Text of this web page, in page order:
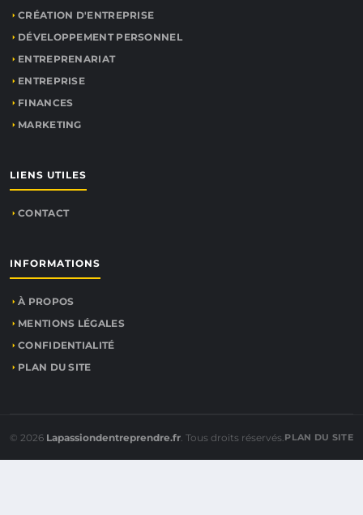
CRÉATION D'ENTREPRISE
DÉVELOPPEMENT PERSONNEL
ENTREPRENARIAT
ENTREPRISE
FINANCES
MARKETING
LIENS UTILES
CONTACT
INFORMATIONS
À PROPOS
MENTIONS LÉGALES
CONFIDENTIALITÉ
PLAN DU SITE
© 2026 Lapassiondentreprendre.fr. Tous droits réservés.PLAN DU SITE